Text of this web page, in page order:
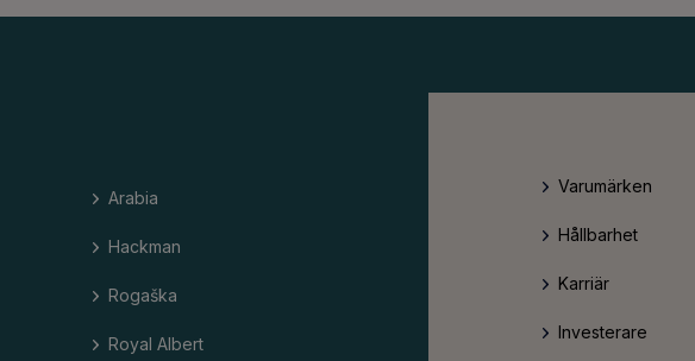
Arabia
Hackman
Rogaška
Royal Albert
Varumärken
Hållbarhet
Karriär
Investerare